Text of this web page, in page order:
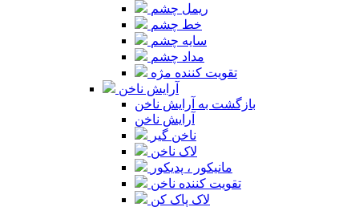
ریمل چشم
خط چشم
سایه چشم
مداد چشم
تقویت کننده مژه
آرایش ناخن
بازگشت به آرایش ناخن
آرایش ناخن
ناخن گیر
لاک ناخن
مانیکور ، پدیکور
تقویت کننده ناخن
لاک پاک کن